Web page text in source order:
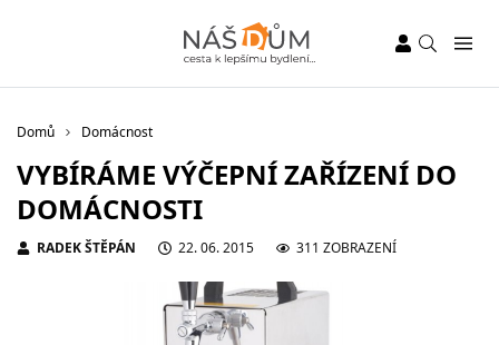
Domů Domácnost
VYBÍRÁME VÝČEPNÍ ZAŘÍZENÍ DO
DOMÁCNOSTI
RADEK ŠTĚPÁN 22. 06. 2015 311 ZOBRAZENÍ